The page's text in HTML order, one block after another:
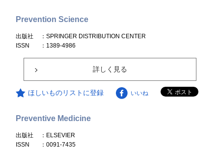
Prevention Science
出版社
：SPRINGER DISTRIBUTION CENTER
ISSN
：1389-4986
詳しく見る
ほしいものリストに登録 いいね
Preventive Medicine
出版社
：ELSEVIER
ISSN
：0091-7435